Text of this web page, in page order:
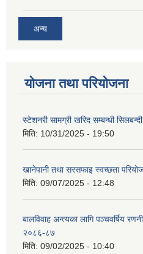
अन्य
योजना तथा परियोजना
स्टेशनरी सामग्री खरिद सम्बन्धी
मिति: 10/31/2025 - 19:50
खानेपानी तथा सरसफाइ स्वच्छता
मिति: 09/07/2025 - 12:48
बालविवाह अन्त्यका लागि पञ्चवर्षिय
२०८६-८७
मिति: 09/02/2025 - 10:40